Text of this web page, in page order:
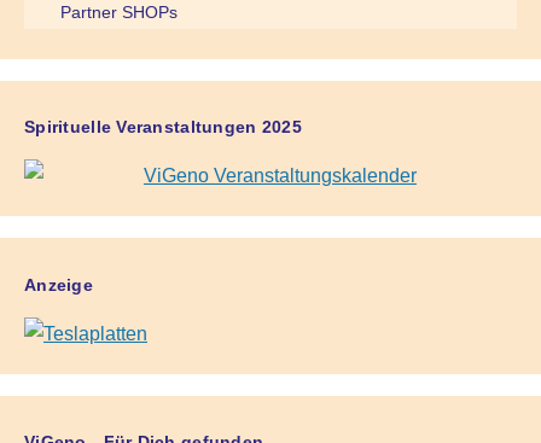
Partner SHOPs
Spirituelle Veranstaltungen 2025
Anzeige